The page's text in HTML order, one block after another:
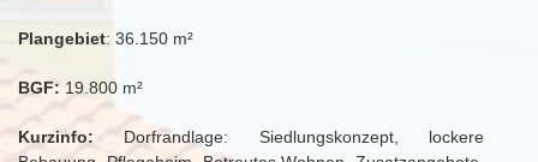
Plangebiet: 36.150 m²
BGF: 19.800 m²
Kurzinfo: Dorfrandlage: Siedlungskonzept, lockere